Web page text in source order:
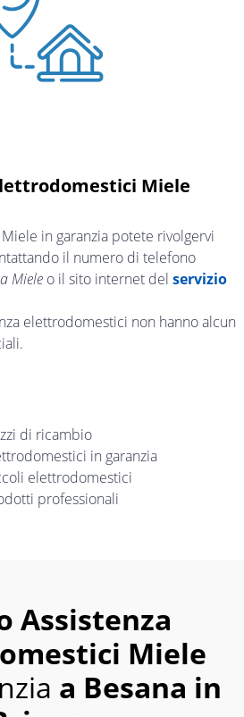
Miele
in garanzia potete rivolgervi
il numero di telefono
Miele o il sito internet del servizio
elettrodomestici non hanno alcun
di ricambio
in garanzia
elettrodomestici
professionali
Assistenza
Miele
a Besana in